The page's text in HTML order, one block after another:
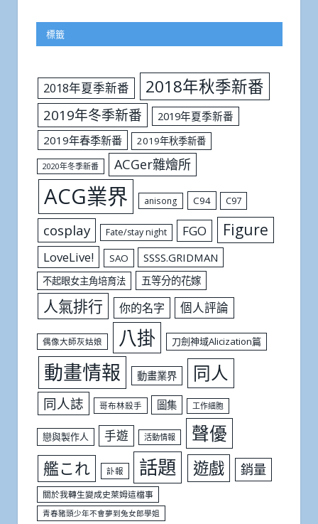
標籤
2018年夏季新番 2018年秋季新番
2019年冬季新番
2019年夏季新番
2019年春季新番
2019年秋季新番
2020年冬季新番 ACGer雜燴所
ACG業界 anisong C94 C97
cosplay Fate/stay night FGO Figure
LoveLive! SAO SSSS.GRIDMAN
不起眼女主角培育法 五等分的花嫁
人氣排行 你的名字 個人評論
偶像大師灰姑娘 八掛 刀劍神域Alicization篇
動畫情報 動畫業界 同人
同人誌 哥布林殺手 圖集 工作細胞
戀與製作人 手遊 活動情報 聲優
艦これ 訃報 話題 遊戲 銷量
關於我轉生變成史萊姆這檔事
青春豬頭少年不會夢到兔女郎學姐